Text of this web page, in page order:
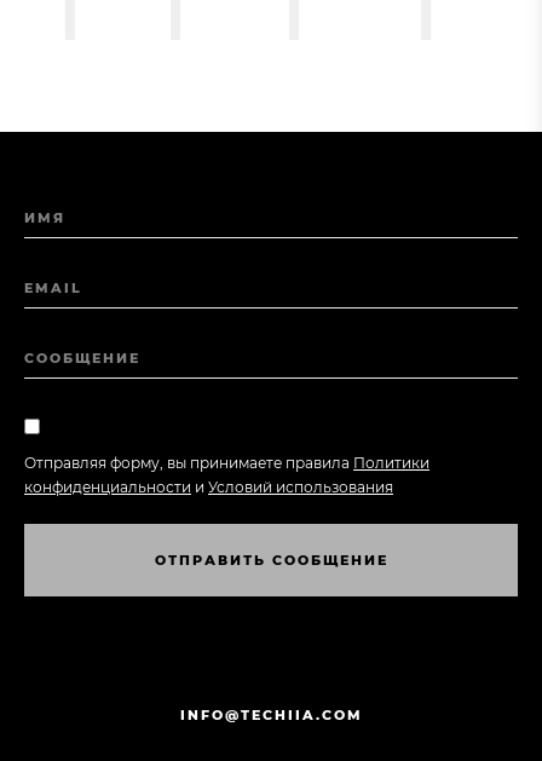
ИМЯ
EMAIL
СООБЩЕНИЕ
Отправляя форму, вы принимаете правила Политики
конфиденциальности и Условий использования
ОТП РАВИТЬ СООБЩЕНИЕ
INFO@TECHIIA.COM